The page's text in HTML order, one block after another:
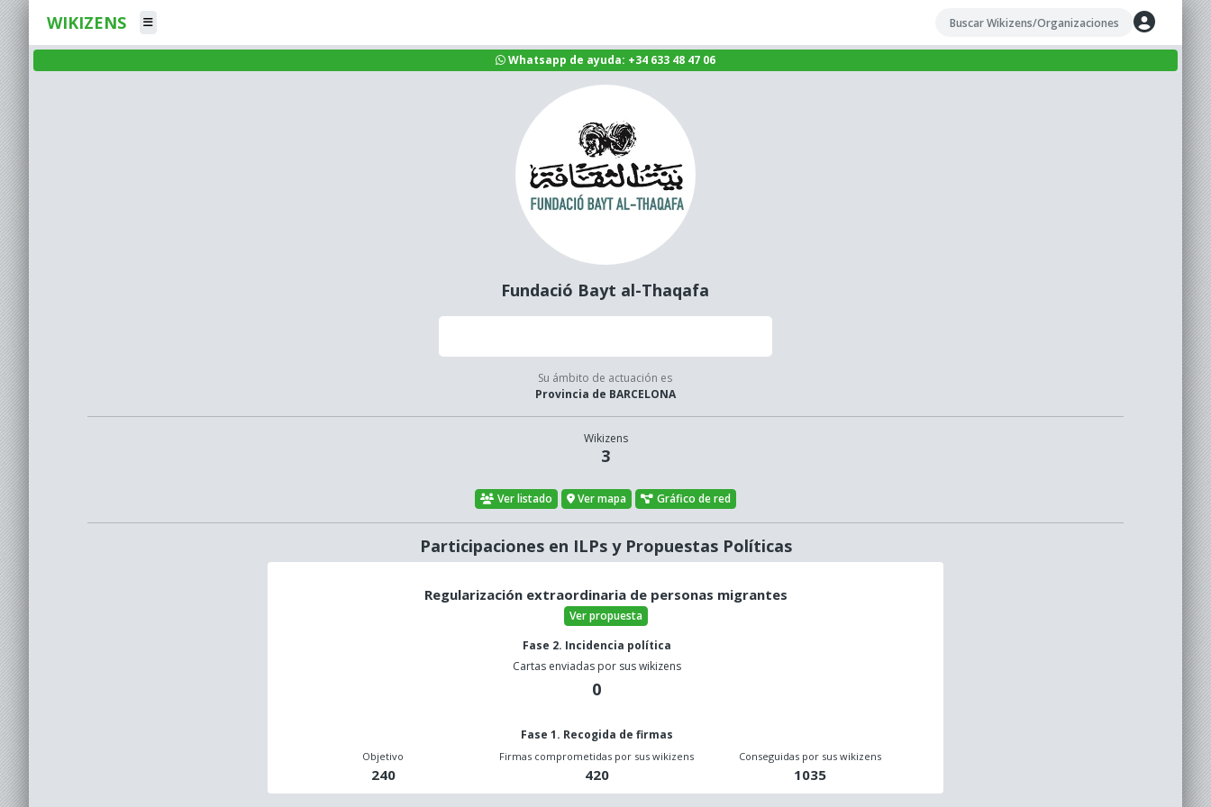
WIKIZENS
Whatsapp de ayuda: +34 633 48 47 06
Fundació Bayt al-Thaqafa
Su ámbito de actuación es
Provincia de BARCELONA
Wikizens
3
Ver listado Ver mapa Gráfico de red
Participaciones en ILPs y Propuestas Políticas
Regularización extraordinaria de personas migrantes
Ver propuesta
Fase 2. Incidencia política
Cartas enviadas por sus wikizens
0
Fase 1. Recogida de firmas
Objetivo
240
Firmas comprometidas por sus wikizens
420
Conseguidas por sus wikizens
1035